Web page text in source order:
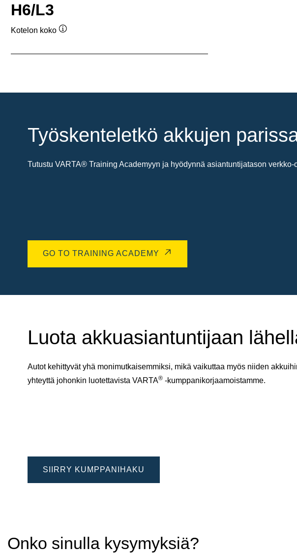
H6/L3
Kotelon koko
Työskenteletkö akkujen
Tutustu VARTA® Training Academyyn ja hyödynnä asiantuntijatason
GO TO TRAINING ACADEMY
Luota akkuasiantuntijaan
Autot kehittyvät yhä monimutkaisemmiksi, mikä vaikuttaa myös niiden
yhteyttä johonkin luotettavista VARTA® -kumppanikorjaamoistamme.
SIIRRY KUMPPANIHAKU
Onko sinulla kysymyksiä?